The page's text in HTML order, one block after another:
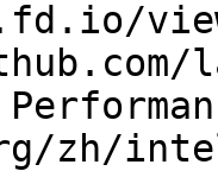
view/
zh/